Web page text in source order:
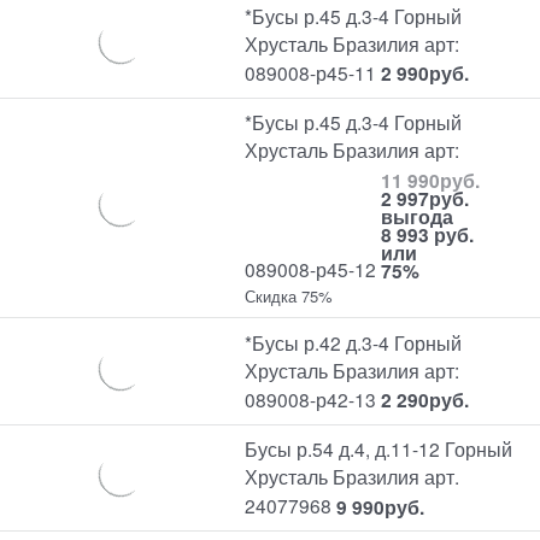
*Бусы р.45 д.3-4 Горный
Хрусталь Бразилия арт:
089008-р45-11 2 990руб.
*Бусы р.45 д.3-4 Горный
Хрусталь Бразилия арт:
089008-р45-12
11 990руб.
2 997руб.
выгода
8 993 руб.
или
75%
Скидка 75%
*Бусы р.42 д.3-4 Горный
Хрусталь Бразилия арт:
089008-р42-13 2 290руб.
Бусы р.54 д.4, д.11-12 Горный
Хрусталь Бразилия арт.
24077968 9 990руб.